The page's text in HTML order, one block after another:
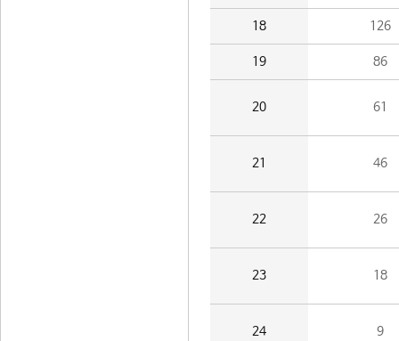
18 126
19 86
20 61
21 46
22 26
23 18
24 9